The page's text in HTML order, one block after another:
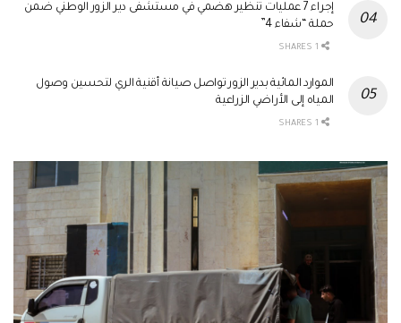
إجراء 7 عمليات تنظير هضمي في مستشفى دير الزور الوطني ضمن
حملة “شفاء 4”
الموارد المائية بدير الزور تواصل صيانة أقنية الري لتحسين وصول
المياه إلى الأراضي الزراعية